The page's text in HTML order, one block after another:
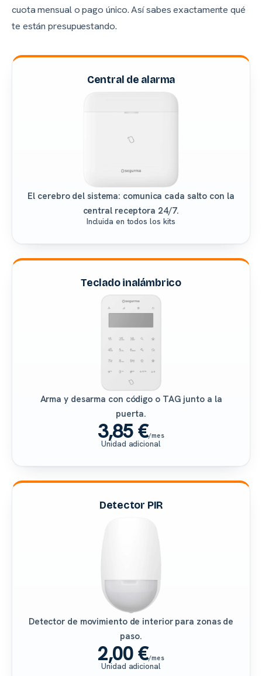
cuota mensual o pago único. Así sabes exactamente qué
te están presupuestando.
Central de alarma
El cerebro del sistema: comunica cada salto con la
central receptora 24/7.
Incluida en todos los kits
Teclado inalámbrico
Arma y desarma con código o TAG junto a la
puerta.
3,85 €/mes
Unidad adicional
Detector PIR
Detector de movimiento de interior para zonas de
paso.
2,00 €/mes
Unidad adicional